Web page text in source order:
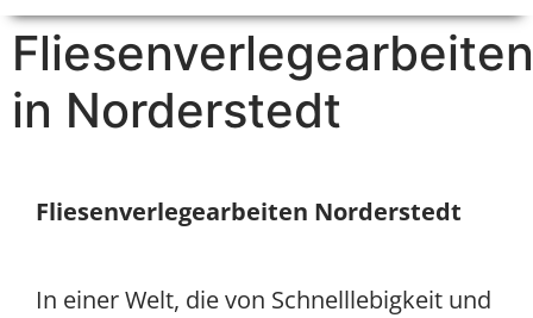
Fliesenverlegearbeiten
in Norderstedt
Fliesenverlegearbeiten Norderstedt
In einer Welt, die von Schnelllebigkeit und